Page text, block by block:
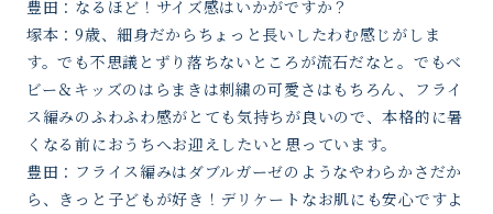
豊田：なるほど！サイズ感はいかがですか？
塚本：9歳、細身だからちょっと長いしたわむ感じがしま
す。でも不思議とずり落ちないところが流石だなと。でもベ
ビー＆キッズのはらまきは刺繍の可愛さはもちろん、フライ
ス編みのふわふわ感がとても気持ちが良いので、本格的に暑
くなる前におうちへお迎えしたいと思っています。
豊田：フライス編みはダブルガーゼのようなやわらかさだか
ら、きっと子どもが好き！デリケートなお肌にも安心ですよ